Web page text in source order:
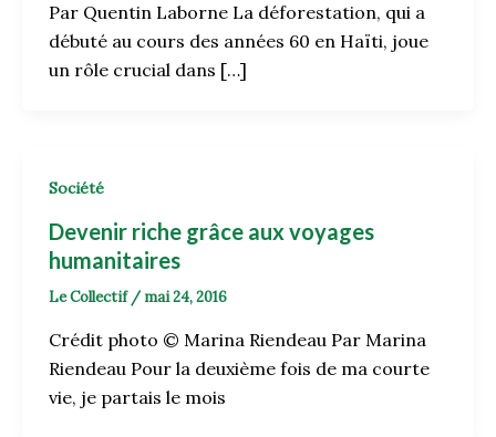
Par Quentin Laborne La déforestation, qui a
débuté au cours des années 60 en Haïti, joue
un rôle crucial dans […]
Société
Devenir riche grâce aux voyages
humanitaires
Le Collectif / mai 24, 2016
Crédit photo © Marina Riendeau Par Marina
Riendeau Pour la deuxième fois de ma courte
vie, je partais le mois